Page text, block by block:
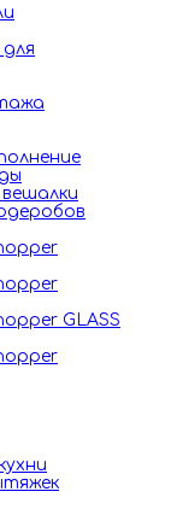
вешалки
GLASS